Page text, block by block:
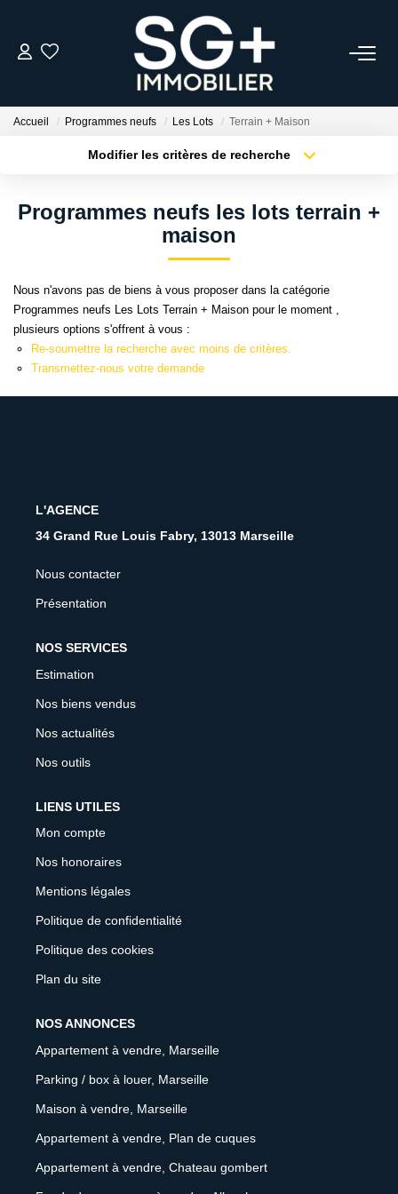
GESTION
L'AGENCE
ACTUALITÉS
Accueil Programmes neufs Les Lots Terrain + Maison
Modifier les critères de recherche
Sélectionnez...
Type de bien
Créer une alerte
Programmes neufs les lots terrain +
maison
Nous n'avons pas de biens à vous proposer dans la catégorie
Programmes neufs Les Lots Terrain + Maison pour le moment ,
plusieurs options s'offrent à vous :
Re-soumettre la recherche avec moins de critères.
Transmettez-nous votre demande
L'AGENCE
34 Grand Rue Louis Fabry, 13013 Marseille
Nous contacter
Présentation
NOS SERVICES
Estimation
Nos biens vendus
Nos actualités
Nos outils
LIENS UTILES
Mon compte
Nos honoraires
Mentions légales
Politique de confidentialité
Politique des cookies
Plan du site
NOS ANNONCES
Appartement à vendre, Marseille
Parking / box à louer, Marseille
Maison à vendre, Marseille
Appartement à vendre, Plan de cuques
Appartement à vendre, Chateau gombert